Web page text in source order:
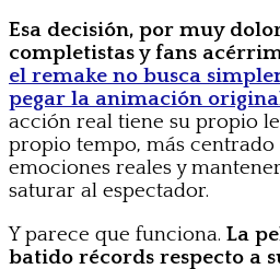
Esa decisión, por muy
completistas y fans
el remake no busca
pegar la animación
acción real tiene su propio
propio tempo, más
emociones reales y
saturar al espectador.
Y parece que funciona. La
batido récords respecto a